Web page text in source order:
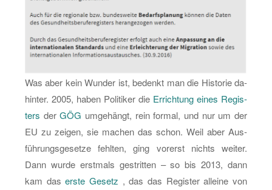
Was aber kein Wun­der ist, be­denkt man die His­to­rie da­
hin­ter. 2005, haben Po­li­ti­ker die Er­rich­tung eines Re­gis­
ters derGÖG um­ge­hängt, rein for­mal, und nur um der
EU zu zei­gen, sie ma­chen das schon. Weil aber Aus­
füh­rungs­ge­set­ze fehl­ten, ging vor­erst nichts wei­ter.
Dann wurde erst­mals ge­strit­ten – so bis 2013, dann
kam daserste Ge­setz , das das Re­gis­ter al­lei­ne von